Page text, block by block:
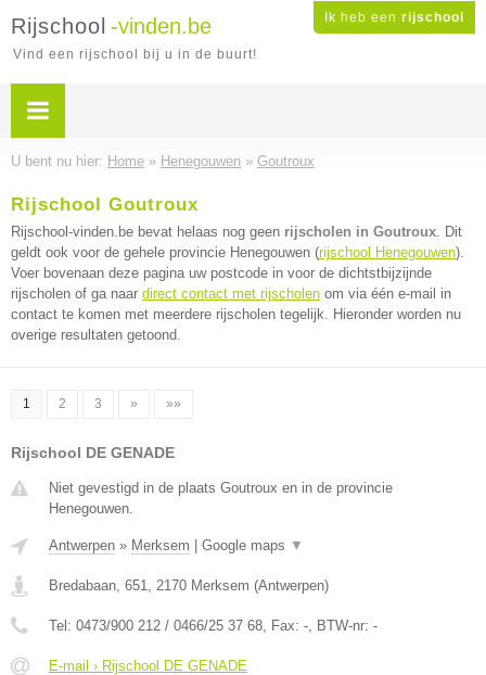
Ik heb een rijschool
Rijschool -vinden.be
Vind een rijschool bij u in de buurt!
U bent nu hier: Home » Henegouwen » Goutroux
Rijschool Goutroux
Rijschool-vinden.be bevat helaas nog geen rijscholen in Goutroux. Dit
geldt ook voor de gehele provincie Henegouwen (rijschool Henegouwen).
Voer bovenaan deze pagina uw postcode in voor de dichtstbijzijnde
rijscholen of ga naar direct contact met rijscholen om via één e-mail in
contact te komen met meerdere rijscholen tegelijk. Hieronder worden nu
overige resultaten getoond.
1 2 3 » »»
Rijschool DE GENADE
Niet gevestigd in de plaats Goutroux en in de provincie
Henegouwen.
Antwerpen » Merksem Google maps ▼
Bredabaan, 651, 2170 Merksem (Antwerpen)
Tel: 0473/900 212 / 0466/25 37 68, Fax: -, BTW-nr: -
E-mail › Rijschool DE GENADE